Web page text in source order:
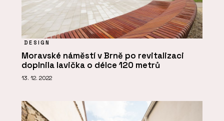
DESIGN
Moravské náměstí v Brně po revitalizaci
doplnila lavička o délce 120 metrů
13. 12. 2022